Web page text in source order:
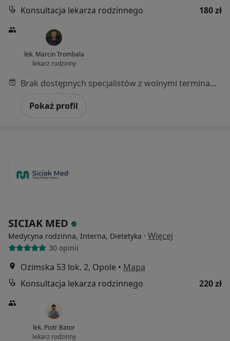
Konsultacja lekarza rodzinnego
180 zł
lek. Marcin Trombala
lekarz rodzinny
Brak dostępnych specjalistów z wolnymi terminami w tym centrum medycznym.
Pokaż profil
SICIAK MED
Medycyna rodzinna, Interna, Dietetyka · Więcej
30 opinii
Ozimska 53 lok. 2, Opole • Mapa
Konsultacja lekarza rodzinnego
220 zł
lek. Piotr Bator
lekarz rodzinny